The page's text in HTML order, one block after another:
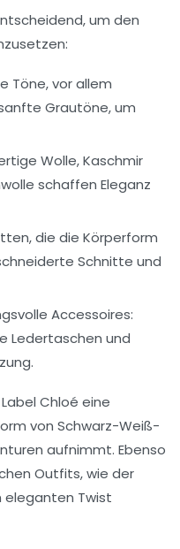
um den
Töne, vor allem
Grautöne, um
Wolle, Kaschmir
schaffen Eleganz
die die Körperform
Schnitte und
Accessoires:
Ledertaschen und
Chloé eine
von Schwarz-Weiß-
aufnimmt. Ebenso
Outfits, wie der
eleganten Twist